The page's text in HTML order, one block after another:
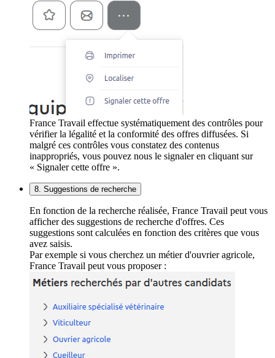
France Travail effectue systématiquement des contrôles pour
vérifier la légalité et la conformité des offres diffusées. Si
malgré ces contrôles vous constatez des contenus
inappropriés, vous pouvez nous le signaler en cliquant sur
« Signaler cette offre ».
8. Suggestions de recherche
En fonction de la recherche réalisée, France Travail peut vous
afficher des suggestions de recherche d'offres. Ces
suggestions sont calculées en fonction des critères que vous
avez saisis.
Par exemple si vous cherchez un métier d'ouvrier agricole,
France Travail peut vous proposer :